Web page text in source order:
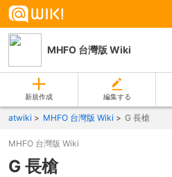
MHFO 台灣版 Wiki
新規作成 編集する
atwiki MHFO 台灣版 Wiki G 長槍
MHFO 台灣版 Wiki
G 長槍